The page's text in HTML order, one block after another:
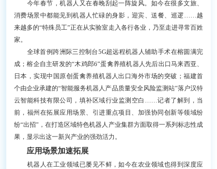
今年春节，机器人又在春晚刮起一阵旋风。如今在很多文旅、
消费场景中都能见到机器人忙碌的身影，迎宾、送餐、巡逻……越
来越多的“特殊员工”正在从实验室走入各行各业，乃至走进寻常百姓
家。
全球首例跨洲际三控制台5G超远程机器人辅助手术在榕圆满完
成；榕企自主研发的“木鸡郎6”蛋禽养殖机器人先后出口马来西亚、
日本，实现中国原创蛋禽养殖机器人出口海外市场的突破；福建首
个由企业承建的“智能服务机器人产品质量安全风险监测站”落户汉特
云智能科技有限公司，填补区域行业监测空白……记者了解到，当
前，福州在拓展应用场景、引进重点项目、加强协同创新等领域纷
纷“出招”，在打造区域特色机器人产业集群方面取得一系列标志性成
果，显示出这一新兴产业的强劲活力。
应用场景加速拓展
机器人在工业领域已屡见不鲜，如今在农业领域也得到深度应